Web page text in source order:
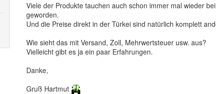
Viele der Produkte tauchen auch schon immer mal wieder
geworden.
Und die Preise direkt in der Türkei sind natürlich komplett
Wie sieht das mit Versand, Zoll, Mehrwertsteuer usw. aus?
Vielleicht gibt es ja ein paar Erfahrungen.
Danke,
Gruß Hartmut